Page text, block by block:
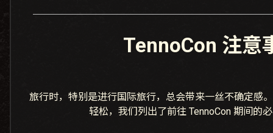
TennoCon 注意
旅行时，特别是进行国际旅行，总会带来一丝不确定感
轻松，我们列出了前往 TennoCon 期间的